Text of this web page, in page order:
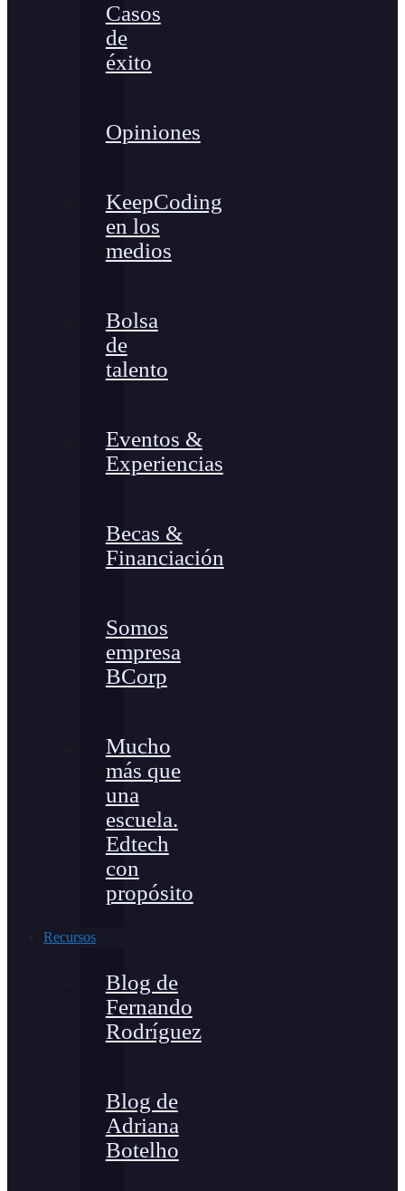
Casos
de
éxito
Opiniones
KeepCoding
en los
medios
Bolsa
de
talento
Eventos &
Experiencias
Becas &
Financiación
Somos
empresa
BCorp
Mucho
más que
una
escuela.
Edtech
con
propósito
Recursos
Blog de
Fernando
Rodríguez
Blog de
Adriana
Botelho